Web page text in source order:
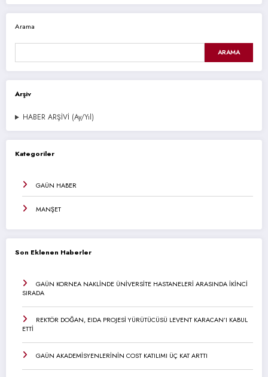
Arama
ARAMA
Arşiv
HABER ARŞİVİ (Ay/Yıl)
Kategoriler
GAÜN HABER
MANŞET
Son Eklenen Haberler
GAÜN KORNEA NAKLİNDE ÜNİVERSİTE HASTANELERİ ARASINDA İKİNCİ
SIRADA
REKTÖR DOĞAN, EIDA PROJESİ YÜRÜTÜCÜSÜ LEVENT KARACAN’I KABUL
ETTİ
GAÜN AKADEMİSYENLERİNİN COST KATILIMI ÜÇ KAT ARTTI